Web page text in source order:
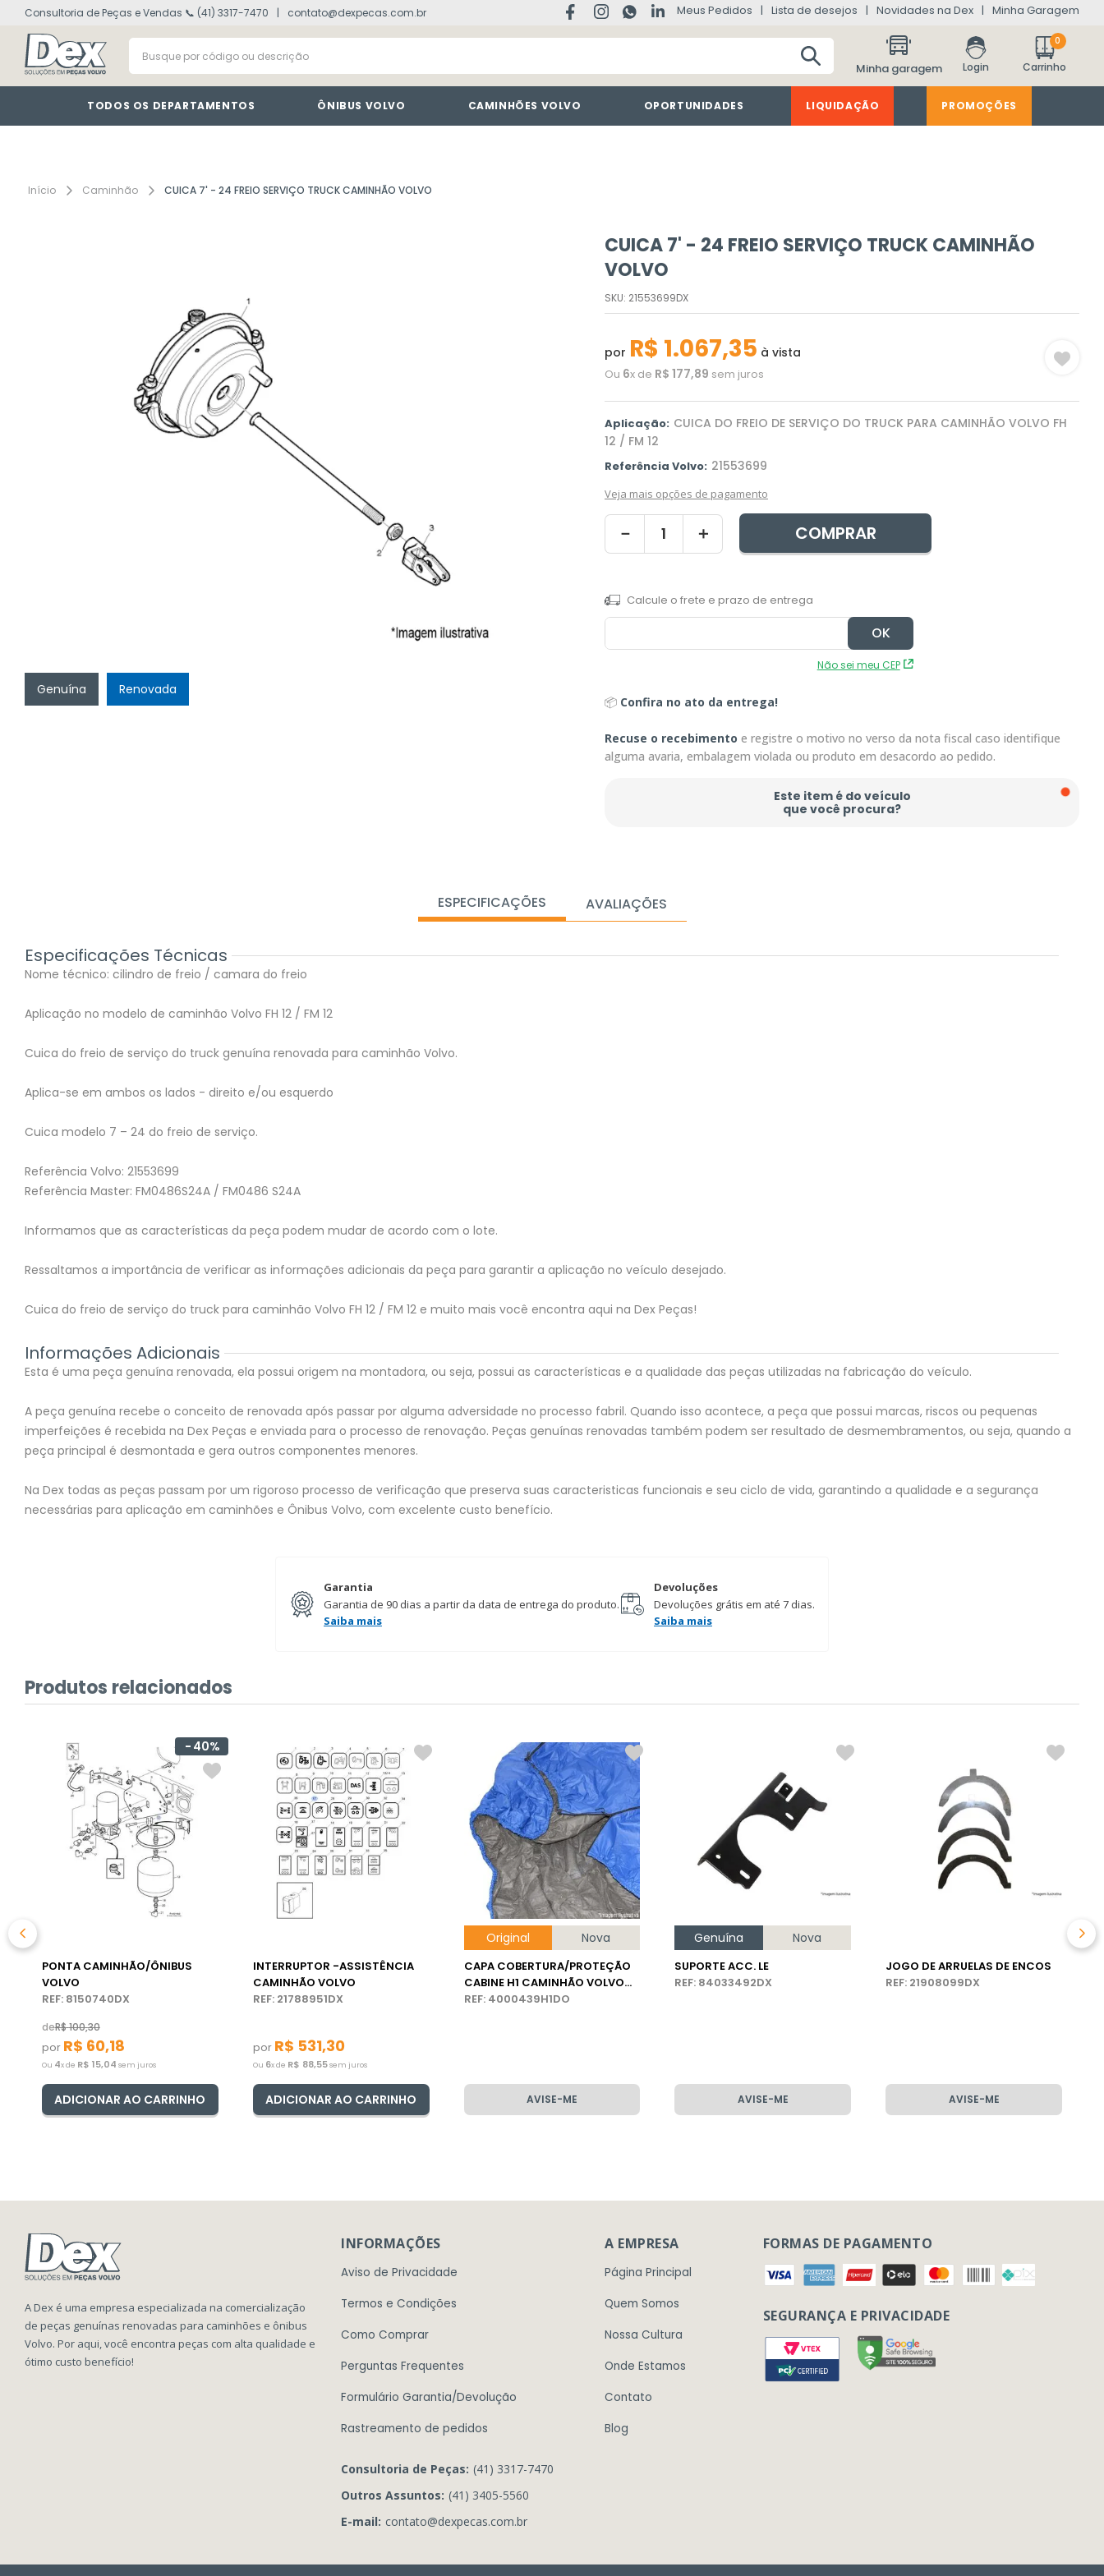
Consultoria de Peças e Vendas 📞 (41) 3317-7470 contato@dexpecas.com.br Meus Pedidos Lista de desejos Novidades na Dex Minha Garagem
Busque por código ou descrição
Minha garagem
0
TODOS OS DEPARTAMENTOS ÔNIBUS VOLVO CAMINHÕES VOLVO OPORTUNIDADES LIQUIDAÇÃO PROMOÇÕES
Caminhão CUICA 7' - 24 FREIO SERVIÇO TRUCK CAMINHÃO VOLVO
Genuína Renovada
CUICA 7' - 24 FREIO SERVIÇO TRUCK CAMINHÃO
VOLVO
SKU: 21553699DX
por R$ 1.067,35 à vista
Ou 6x de R$ 177,89 sem juros
Aplicação: CUICA DO FREIO DE SERVIÇO DO TRUCK PARA CAMINHÃO VOLVO FH
12 / FM 12
Referência Volvo: 21553699
Veja mais opções de pagamento
＋
－ COMPRAR
Não sei meu CEP
📦 Confira no ato da entrega!
Recuse o recebimento e registre o motivo no verso da nota fiscal caso identifique
alguma avaria, embalagem violada ou produto em desacordo ao pedido.
Este item é do veículo
que você procura?
ESPECIFICAÇÕES AVALIAÇÕES
Especificações Técnicas
Nome técnico: cilindro de freio / camara do freio
Aplicação no modelo de caminhão Volvo FH 12 / FM 12
Cuica do freio de serviço do truck genuína renovada para caminhão Volvo.
Aplica-se em ambos os lados - direito e/ou esquerdo
Cuica modelo 7 – 24 do freio de serviço.
Referência Volvo: 21553699
Referência Master: FM0486S24A / FM0486 S24A
Informamos que as características da peça podem mudar de acordo com o lote.
Ressaltamos a importância de verificar as informações adicionais da peça para garantir a aplicação no veículo desejado.
Cuica do freio de serviço do truck para caminhão Volvo FH 12 / FM 12 e muito mais você encontra aqui na Dex Peças!
Informações Adicionais
Esta é uma peça genuína renovada, ela possui origem na montadora, ou seja, possui as características e a qualidade das peças utilizadas na fabricação do veículo.
A peça genuína recebe o conceito de renovada após passar por alguma adversidade no processo fabril. Quando isso acontece, a peça que possui marcas, riscos ou pequenas
imperfeições é recebida na Dex Peças e enviada para o processo de renovação. Peças genuínas renovadas também podem ser resultado de desmembramentos, ou seja, quando a
peça principal é desmontada e gera outros componentes menores.
Na Dex todas as peças passam por um rigoroso processo de verificação que preserva suas caracteristicas funcionais e seu ciclo de vida, garantindo a qualidade e a segurança
necessárias para aplicação em caminhões e Ônibus Volvo, com excelente custo benefício.
Garantia
Garantia de 90 dias a partir da data de entrega do produto.
Saiba mais
Devoluções
Devoluções grátis em até 7 dias.
Saiba mais
Produtos relacionados
40%
PONTA CAMINHÃO/ÔNIBUS
VOLVO
REF: 8150740DX
deR$100,30
por R$ 60,18
Ou 4x de R$ 15,04 sem juros
ADICIONAR AO CARRINHO
INTERRUPTOR -ASSISTÊNCIA
CAMINHÃO VOLVO
REF: 21788951DX
por R$ 531,30
Ou 6x de R$ 88,55sem juros
ADICIONAR AO CARRINHO
Original Nova
CAPA COBERTURA/PROTEÇÃO
CABINE H1 CAMINHÃO VOLVO
VM
REF: 4000439H1DO
AVISE-ME
Genuína Nova
SUPORTE ACC. LE
REF: 84033492DX
AVISE-ME
JOGO DE ARRUELAS DE ENCOS
REF: 21908099DX
AVISE-ME
A Dex é uma empresa especializada na comercialização
de peças genuínas renovadas para caminhões e ônibus
Volvo. Por aqui, você encontra peças com alta qualidade e
ótimo custo benefício!
INFORMAÇÕES
Aviso de Privacidade
Termos e Condições
Como Comprar
Perguntas Frequentes
Formulário Garantia/Devolução
Rastreamento de pedidos
Consultoria de Peças: (41) 3317-7470
Outros Assuntos: (41) 3405-5560
E-mail: contato@dexpecas.com.br
A EMPRESA
Página Principal
Quem Somos
Nossa Cultura
Onde Estamos
Contato
Blog
FORMAS DE PAGAMENTO
SEGURANÇA E PRIVACIDADE
1º volvo fh
3º vm
4º farol
5º defletor
7 interruptor